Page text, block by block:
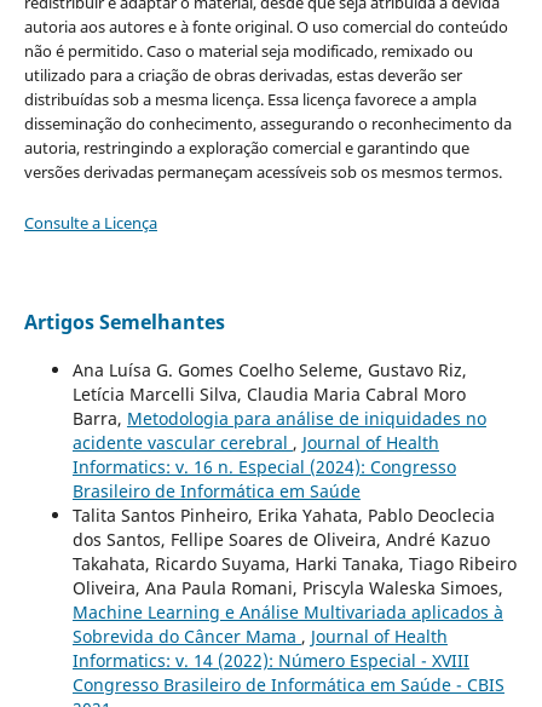
autoria aos autores e à fonte original. O uso comercial do conteúdo
não é permitido. Caso o material seja modificado, remixado ou
utilizado para a criação de obras derivadas, estas deverão ser
distribuídas sob a mesma licença. Essa licença favorece a ampla
disseminação do conhecimento, assegurando o reconhecimento da
autoria, restringindo a exploração comercial e garantindo que
versões derivadas permaneçam acessíveis sob os mesmos termos.
Consulte a Licença
Artigos Semelhantes
Ana Luísa G. Gomes Coelho Seleme, Gustavo Riz,
Letícia Marcelli Silva, Claudia Maria Cabral Moro
Barra, Metodologia para análise de iniquidades no
acidente vascular cerebral , Journal of Health
Informatics: v. 16 n. Especial (2024): Congresso
Brasileiro de Informática em Saúde
Talita Santos Pinheiro, Erika Yahata, Pablo Deoclecia
dos Santos, Fellipe Soares de Oliveira, André Kazuo
Takahata, Ricardo Suyama, Harki Tanaka, Tiago Ribeiro
Oliveira, Ana Paula Romani, Priscyla Waleska Simoes,
Machine Learning e Análise Multivariada aplicados à
Sobrevida do Câncer Mama , Journal of Health
Informatics: v. 14 (2022): Número Especial - XVIII
Congresso Brasileiro de Informática em Saúde - CBIS